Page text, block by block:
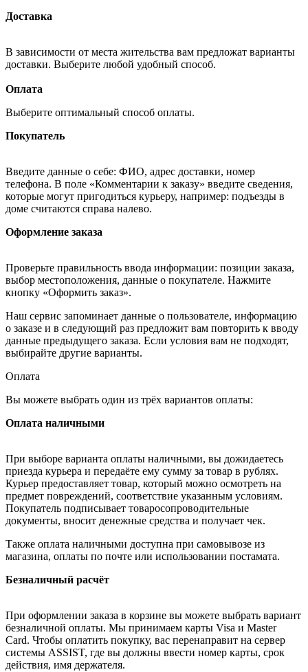
Доставка
В зависимости от места жительства вам предложат варианты
доставки. Выберите любой удобный способ.
Оплата
Выберите оптимальный способ оплаты.
Покупатель
Введите данные о себе: ФИО, адрес доставки, номер
телефона. В поле «Комментарии к заказу» введите сведения,
которые могут пригодиться курьеру, например: подъезды в
доме считаются справа налево.
Оформление заказа
Проверьте правильность ввода информации: позиции заказа,
выбор местоположения, данные о покупателе. Нажмите
кнопку «Оформить заказ».
Наш сервис запоминает данные о пользователе, информацию
о заказе и в следующий раз предложит вам повторить к вводу
данные предыдущего заказа. Если условия вам не подходят,
выбирайте другие варианты.
Оплата
Вы можете выбрать один из трёх вариантов оплаты:
Оплата наличными
При выборе варианта оплаты наличными, вы дожидаетесь
приезда курьера и передаёте ему сумму за товар в рублях.
Курьер предоставляет товар, который можно осмотреть на
предмет повреждений, соответствие указанным условиям.
Покупатель подписывает товаросопроводительные
документы, вносит денежные средства и получает чек.
Также оплата наличными доступна при самовывозе из
магазина, оплаты по почте или использовании постамата.
Безналичный расчёт
При оформлении заказа в корзине вы можете выбрать вариант
безналичной оплаты. Мы принимаем карты Visa и Master
Card. Чтобы оплатить покупку, вас перенаправит на сервер
системы ASSIST, где вы должны ввести номер карты, срок
действия, имя держателя.